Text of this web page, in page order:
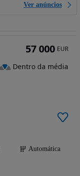
Ver anúncios
Automática
57 000 EUR
Dentro da média